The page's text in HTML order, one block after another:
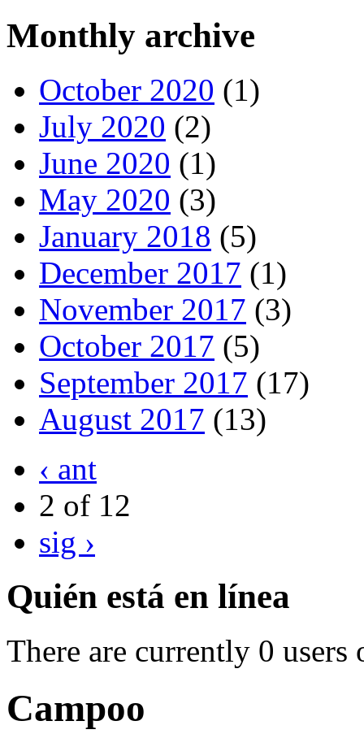
Monthly archive
October 2020 (1)
July 2020 (2)
June 2020 (1)
May 2020 (3)
January 2018 (5)
December 2017 (1)
November 2017 (3)
October 2017 (5)
September 2017 (17)
August 2017 (13)
‹ ant
2 of 12
sig ›
Quién está en línea
There are currently 0 users
Campoo